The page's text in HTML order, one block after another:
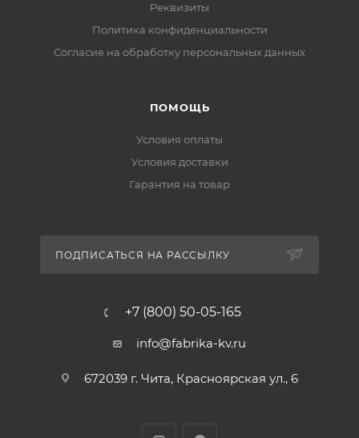
Реквизиты
Политика конфиденциальности
Cогласие на обработку персональных данных
ПОМОЩЬ
Условия оплаты
Условия доставки
Гарантия на товар
ПОДПИСАТЬСЯ НА РАССЫЛКУ
+7 (800) 50-05-165
info@fabrika-kv.ru
672039 г. Чита, Красноярская ул., 6